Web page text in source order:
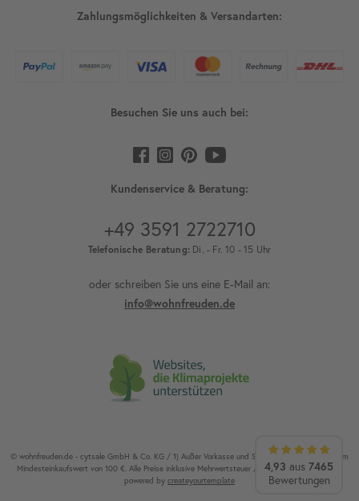
4,93 aus 7465
Bewertungen
Zahlungsmöglichkeiten & Versandarten:
Besuchen Sie uns auch bei:
Kundenservice & Beratung:
+49 3591 2722710
Telefonische Beratung: Di. - Fr. 10 - 15 Uhr
oder schreiben Sie uns eine E-Mail an:
info@wohnfreuden.de
© wohnfreuden.de - cytsale GmbH & Co. KG / 1) Außer Vorkasse und Speditionsware. 2) Ab einem
Mindesteinkaufswert von 100 €. Alle Preise inklusive Mehrwertsteuer / Alle Rechte vorbehalten.
powered by createyourtemplate